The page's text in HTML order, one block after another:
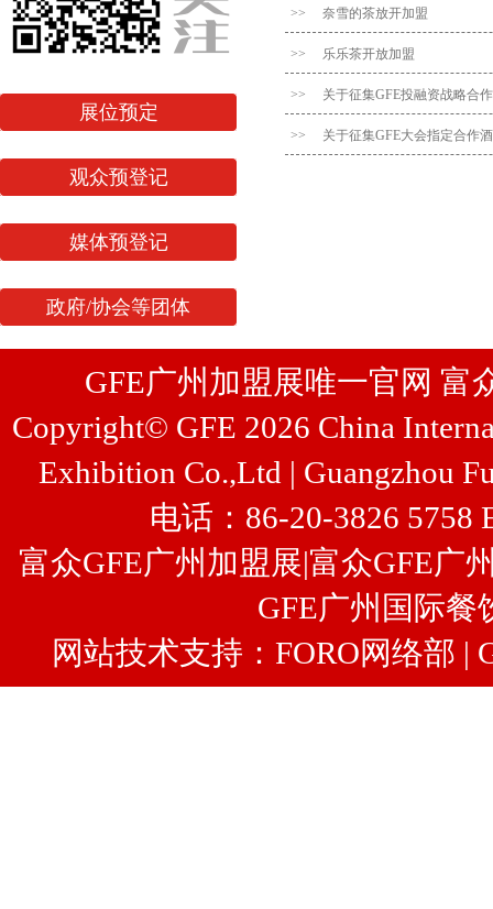
展位预定
观众预登记
媒体预登记
政府/协会等团体
>> 奈雪的茶放开加盟
>> 乐乐茶开放加盟
>> 关于征集GFE投融资战略合
>> 关于征集GFE大会指定合作
GFE广州加盟展唯一官网 富
Copyright© GFE 2026 China
Exhibition Co.,Ltd | Guangzhou
电话：86-20-3826 5758
富众GFE广州加盟展|富众GFE广
GFE广州国际餐
网站技术支持：FORO网络部 |